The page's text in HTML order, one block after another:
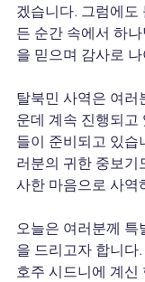
겠습니다. 그럼에도
든 순간 속에서 하
을 믿으며 감사로
탈북민 사역은 여러
운데 계속 진행되고
들이 준비되고 있습
러분의 귀한 중보기
사한 마음으로 사역
오늘은 여러분께 특
을 드리고자 합니다.
호주 시드니에 계신